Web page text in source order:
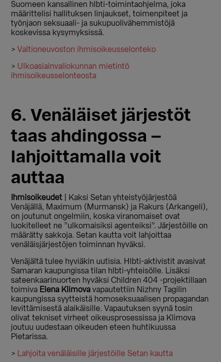
Suomeen kansallinen hlbti-toimintaohjelma, joka
määrittelisi hallituksen linjaukset, toimenpiteet ja
työnjaon seksuaali- ja sukupuolivähemmistöjä
koskevissa kysymyksissä.
>Valtioneuvoston ihmisoikeusselonteko
> Ulkoasiainvaliokunnan mietintö
ihmisoikeusselonteosta
6. Venäläiset järjestöt
taas ahdingossa –
lahjoittamalla voit
auttaa
Ihmisoikeudet | Kaksi Setan yhteistyöjärjestöä
Venäjällä, Maximum (Murmansk) ja Rakurs (Arkangeli),
on joutunut ongelmiin, koska viranomaiset ovat
luokitelleet ne ”ulkomaisiksi agenteiksi”. Järjestöille on
määrätty sakkoja. Setan kautta voit lahjoittaa
venäläisjärjestöjen toiminnan hyväksi.
Venäjältä tulee hyviäkin uutisia. Hlbti-aktivistit avasivat
Samaran kaupungissa tilan hlbti-yhteisölle. Lisäksi
sateenkaarinuorten hyväksi Children 404 -projektillaan
toimiva Elena Klimova vapautettiin Nizhny Tagilin
kaupungissa syytteistä homoseksuaalisen propagandan
levittämisestä alaikäisille. Vapautuksen syynä tosin
olivat tekniset virheet oikeusprosessissa ja Klimova
joutuu uudestaan oikeuden eteen huhtikuussa
Pietarissa.
> Lahjoita venäläisille järjestöille Setan kautta